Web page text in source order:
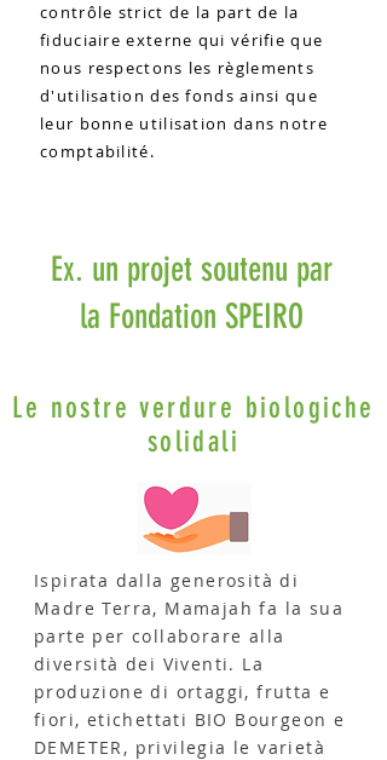
contrôle strict de la part de la
fiduciaire externe qui vérifie que
nous respectons les règlements
d'utilisation des fonds ainsi que
leur bonne utilisation dans notre
comptabilité.
Ex. un projet soutenu par
la Fondation SPEIRO
Le nostre verdure biologiche
solidali
Ispirata dalla generosità di
Madre Terra, Mamajah fa la sua
parte per collaborare alla
diversità dei Viventi. La
produzione di ortaggi, frutta e
fiori, etichettati BIO Bourgeon e
DEMETER, privilegia le varietà